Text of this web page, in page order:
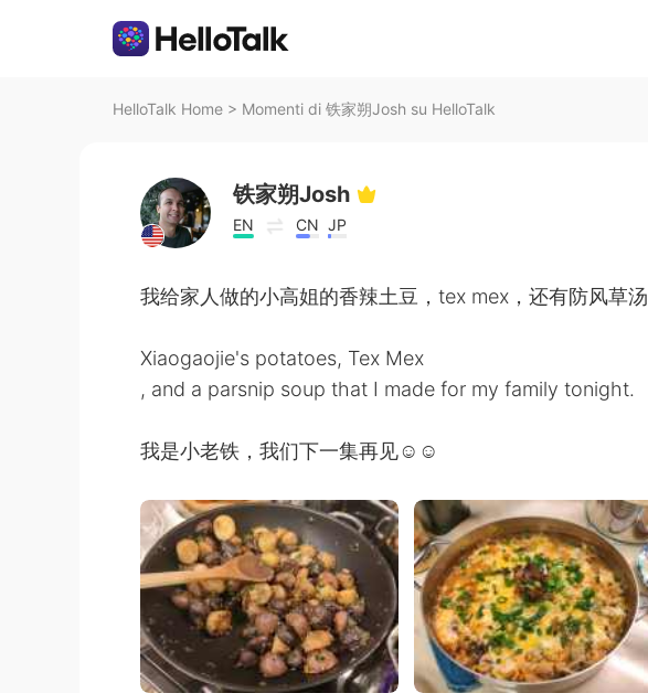
HelloTalk Home > Momenti di 铁家朔Josh su HelloTalk
铁家朔Josh
EN CN JP
我给家人做的小高姐的香辣土豆，tex mex，还有防风草汤
Xiaogaojie's potatoes, Tex Mex
, and a parsnip soup that I made for my family tonight.
我是小老铁，我们下一集再见☺☺